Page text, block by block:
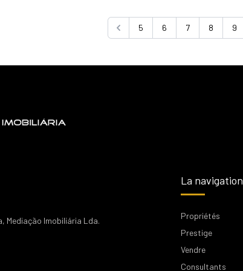
Previous
5 6 7 8 9
Mediação Imobiliária Lda.
La navigation
Propriétés
Prestige
Vendre
Consultants